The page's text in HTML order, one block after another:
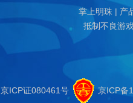
掌上明珠 | 产
抵制不良游
京ICP证080461号 京ICP备